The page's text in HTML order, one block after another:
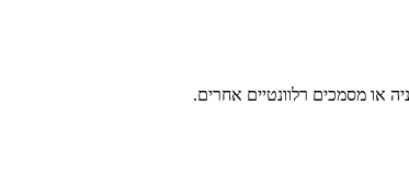
או מסמכים רלוונטיים אחרים.